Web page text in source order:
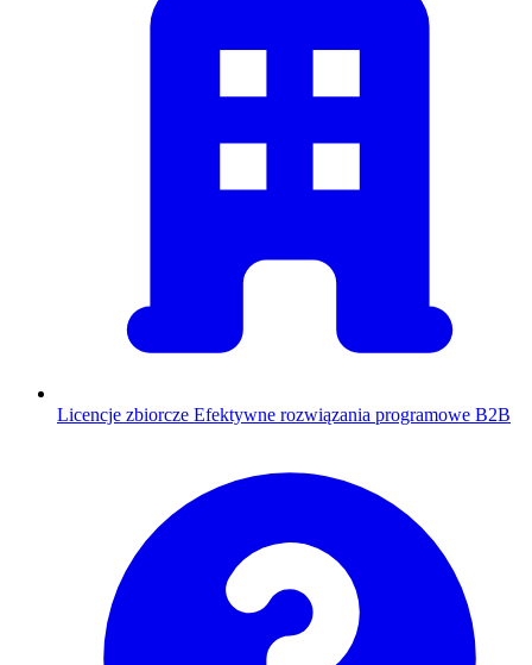
Licencje zbiorcze Efektywne rozwiązania programowe B2B